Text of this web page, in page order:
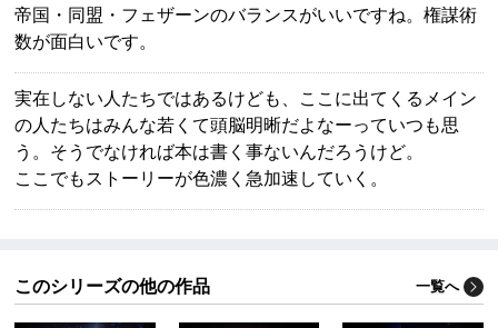
帝国・同盟・フェザーンのバランスがいいですね。権謀術
数が面白いです。
実在しない人たちではあるけども、ここに出てくるメイン
の人たちはみんな若くて頭脳明晰だよなーっていつも思
う。そうでなければ本は書く事ないんだろうけど。
ここでもストーリーが色濃く急加速していく。
このシリーズの他の作品 一覧へ